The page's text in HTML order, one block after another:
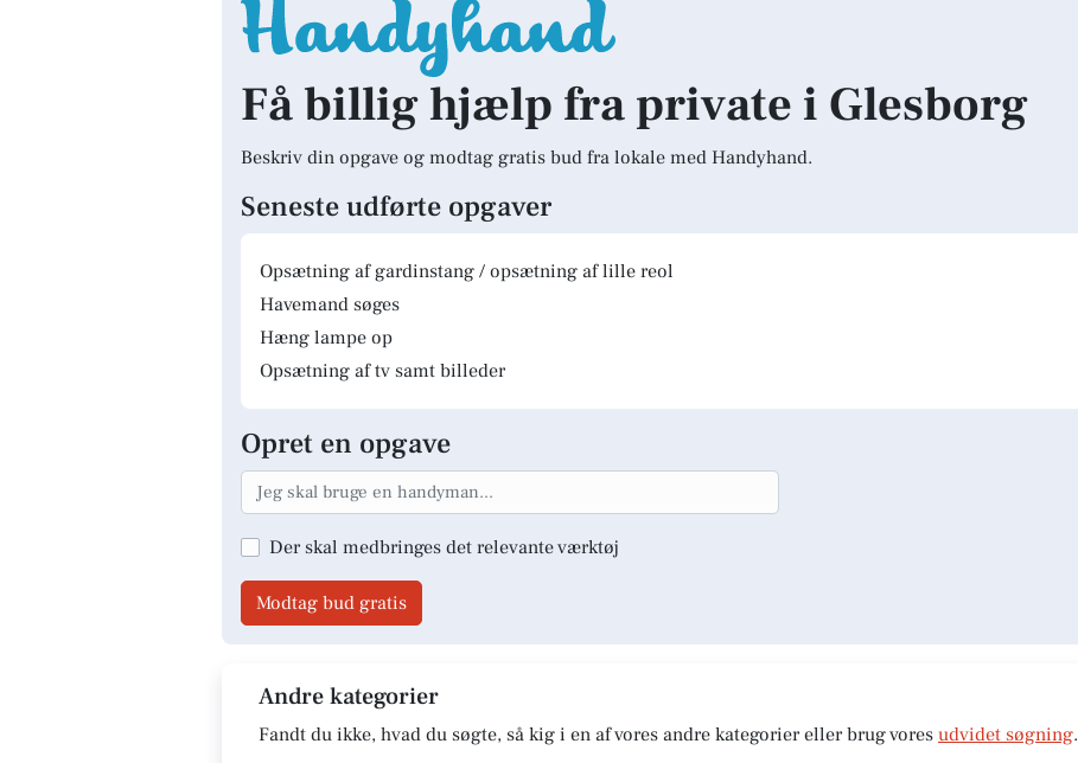
Få billig hjælp fra private i Glesborg
Beskriv din opgave og modtag gratis bud fra lokale med Handyhand.
Seneste udførte opgaver
Opsætning af gardinstang / opsætning af lille reol
Havemand søges
Hæng lampe op
Opsætning af tv samt billeder
Opret en opgave
Der skal medbringes det relevante værktøj
Modtag bud gratis
Andre kategorier
Fandt du ikke, hvad du søgte, så kig i en af vores andre kategorier eller brug vores udvidet søgning.